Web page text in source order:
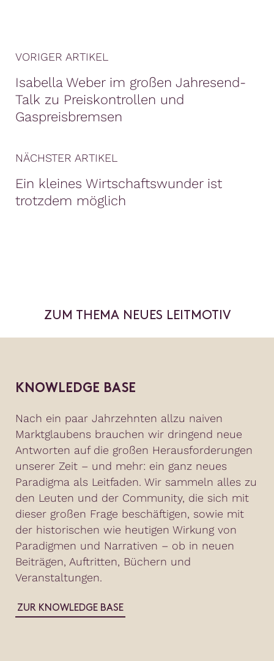
VORIGER ARTIKEL
Isabella Weber im großen Jahresend-
Talk zu Preiskontrollen und
Gaspreisbremsen
NÄCHSTER ARTIKEL
Ein kleines Wirtschaftswunder ist
trotzdem möglich
ZUM THEMA NEUES LEITMOTIV
KNOWLEDGE BASE
Nach ein paar Jahrzehnten allzu naiven
Marktglaubens brauchen wir dringend neue
Antworten auf die großen Herausforderungen
unserer Zeit – und mehr: ein ganz neues
Paradigma als Leitfaden. Wir sammeln alles zu
den Leuten und der Community, die sich mit
dieser großen Frage beschäftigen, sowie mit
der historischen wie heutigen Wirkung von
Paradigmen und Narrativen – ob in neuen
Beiträgen, Auftritten, Büchern und
Veranstaltungen.
ZUR KNOWLEDGE BASE